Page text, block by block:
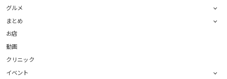
グルメ
まとめ
お店
動画
クリニック
イベント